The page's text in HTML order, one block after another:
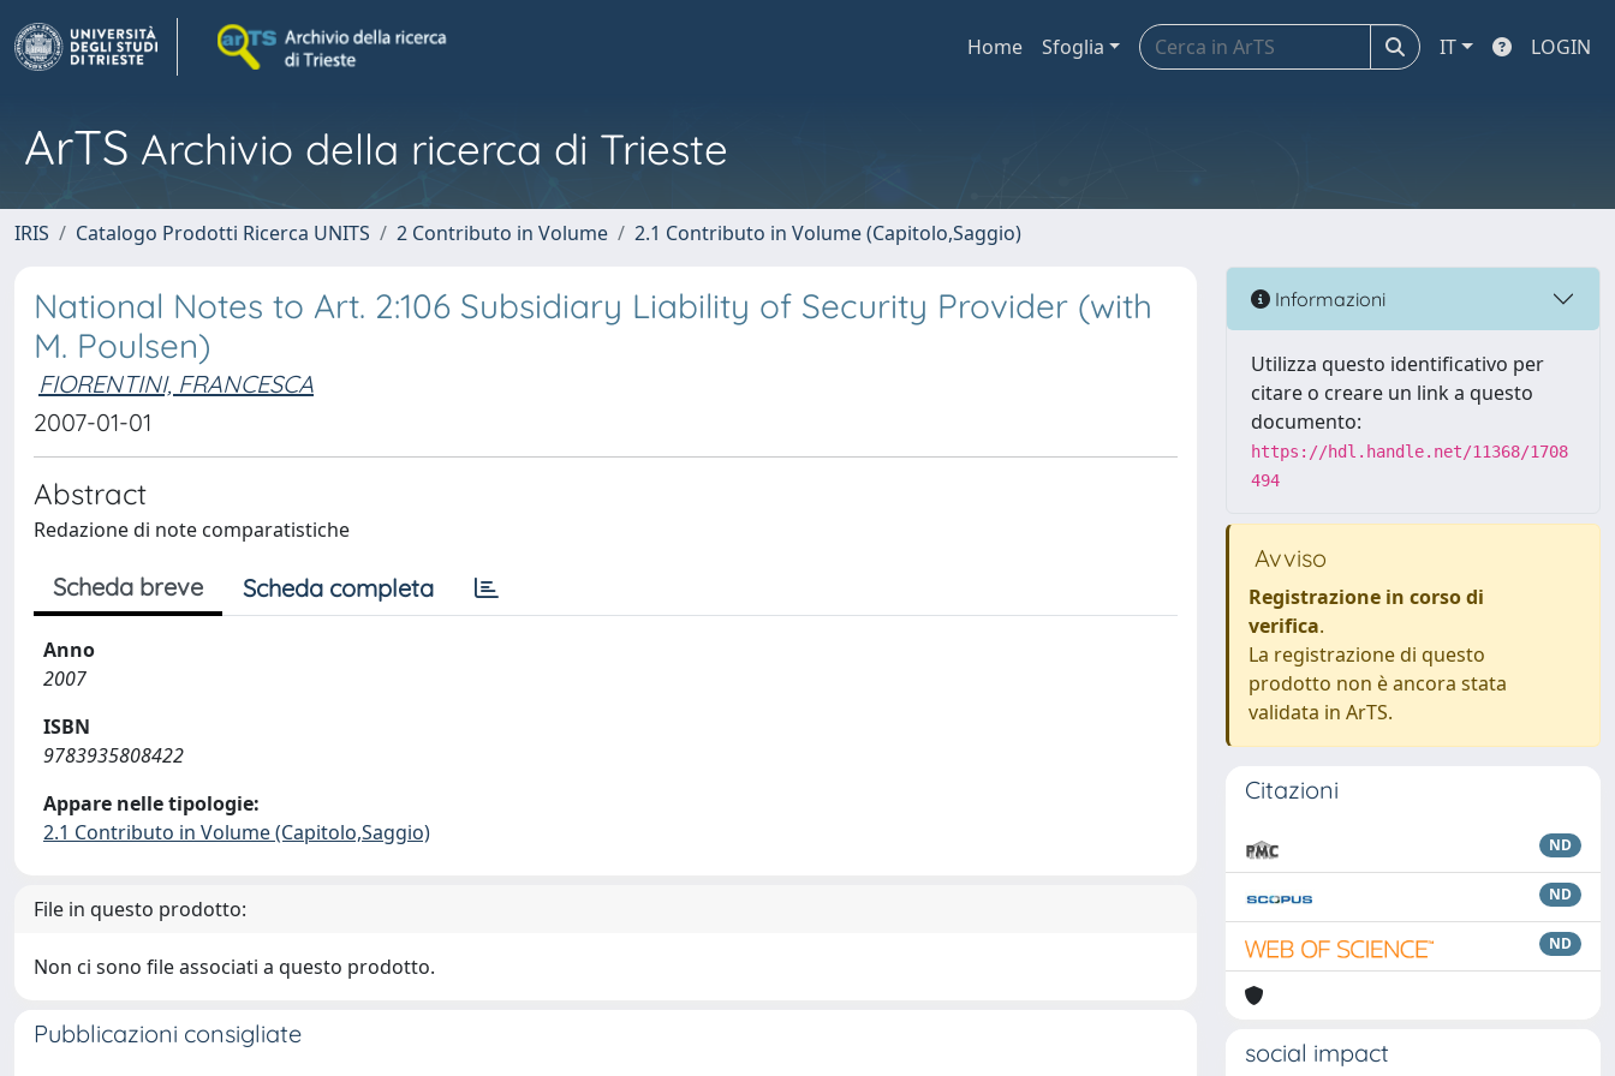
Home Sfoglia IT LOGIN
ArTS Archivio della ricerca di Trieste
IRIS Catalogo Prodotti Ricerca UNITS 2 Contributo in Volume 2.1 Contributo in Volume (Capitolo,Saggio)
National Notes to Art. 2:106 Subsidiary Liability of Security Provider (with
M. Poulsen)
FIORENTINI, FRANCESCA
2007-01-01
Abstract
Redazione di note comparatistiche
Scheda breve Scheda completa
Anno
2007
ISBN
9783935808422
Appare nelle tipologie:
2.1 Contributo in Volume (Capitolo,Saggio)
File in questo prodotto:
Non ci sono file associati a questo prodotto.
Pubblicazioni consigliate
Informazioni
Utilizza questo identificativo per
citare o creare un link a questo
documento:
https://hdl.handle.net/11368/1708
494
Avviso
Registrazione in corso di
verifica.
La registrazione di questo
prodotto non è ancora stata
validata in ArTS.
Citazioni
ND
ND
ND
social impact